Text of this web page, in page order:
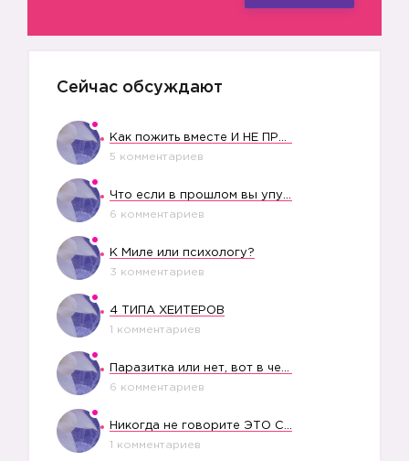
Сейчас обсуждают
5 комментариев
6 комментариев
К Миле или психологу?
3 комментариев
4 ТИПА ХЕЙТЕРОВ
1 комментариев
6 комментариев
1 комментариев